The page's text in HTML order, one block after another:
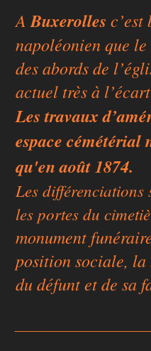
A Buxerolles
napoléonien que
des abords de
actuel très à
Les travaux
espace cémétérial
qu'en août 1874.
Les
les portes du
monument
position sociale,
du défunt et de sa